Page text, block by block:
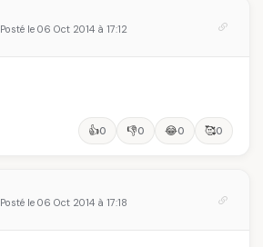
Posté le 06 Oct 2014 à 17:12
👍0 👎0 😂0 🥰0
Posté le 06 Oct 2014 à 17:18